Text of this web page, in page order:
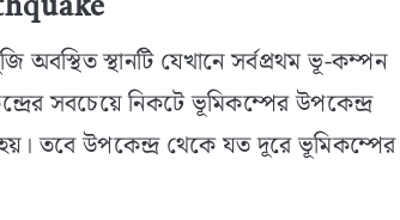
স্থানটি যেখানে সর্বপ্রথম ভূ-কম্পন
সবচেয়ে নিকটে ভূমিকম্পের উপকেন্দ্র
তবে উপকেন্দ্র থেকে যত দূরে ভূমিকম্পের